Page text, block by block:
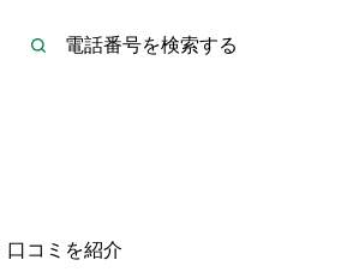
口コミを紹介